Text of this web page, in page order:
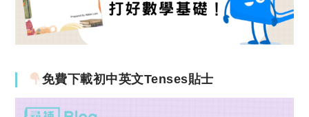
免費下載初中英文Tenses貼士